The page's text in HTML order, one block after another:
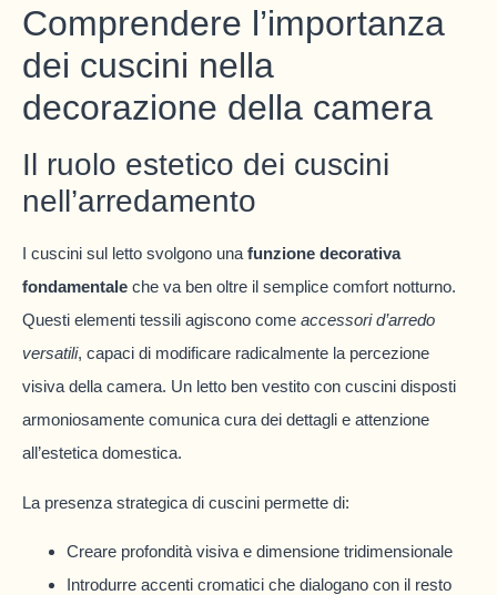
Comprendere l’importanza
dei cuscini nella
decorazione della camera
Il ruolo estetico dei cuscini
nell’arredamento
I cuscini sul letto svolgono una funzione decorativa
fondamentale che va ben oltre il semplice comfort notturno.
Questi elementi tessili agiscono come accessori d’arredo
versatili, capaci di modificare radicalmente la percezione
visiva della camera. Un letto ben vestito con cuscini disposti
armoniosamente comunica cura dei dettagli e attenzione
all’estetica domestica.
La presenza strategica di cuscini permette di:
Creare profondità visiva e dimensione tridimensionale
Introdurre accenti cromatici che dialogano con il resto